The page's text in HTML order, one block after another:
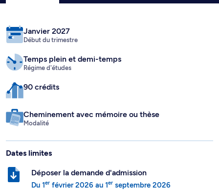
Janvier 2027
Début du trimestre
Temps plein et demi-temps
Régime d'études
90 crédits
Cheminement avec mémoire ou thèse
Modalité
Dates limites
Déposer la demande d'admission
Du 1er février 2026 au 1er septembre 2026